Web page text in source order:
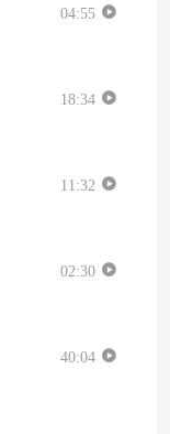
04:55
18:34
11:32
02:30
40:04